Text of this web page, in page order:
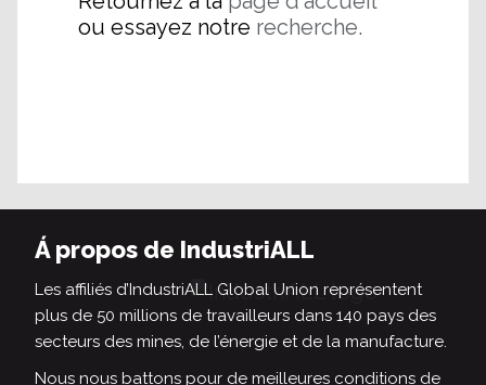
ou essayez notre recherche.
Á propos de IndustriALL
Les affiliés d’IndustriALL Global Union représentent
plus de 50 millions de travailleurs dans 140 pays des
secteurs des mines, de l’énergie et de la manufacture.
Nous nous battons pour de meilleures conditions de